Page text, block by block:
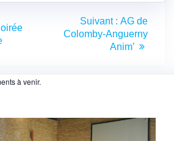
Suivant : Article
suivant
:
AG de
Colomby-Anguerny
Anim’
à venir.